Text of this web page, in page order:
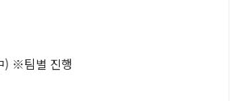
) ※팀별 진행